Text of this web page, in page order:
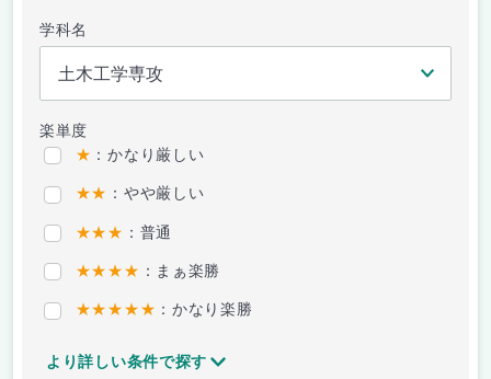
学科名
楽単度
★ ：かなり厳しい
★★ ：やや厳しい
★★★ ：普通
★★★★ ：まぁ楽勝
★★★★★ ：かなり楽勝
より詳しい条件で探す